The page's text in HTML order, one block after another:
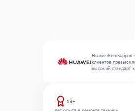
клиентов
высокий стандарт
13+